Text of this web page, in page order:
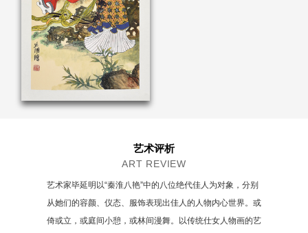
艺术评析
ART REVIEW
艺术家毕延明以“秦淮八艳”中的八位绝代佳人为对象，分别
从她们的容颜、仪态、服饰表现出佳人的人物内心世界。或
倚或立，或庭间小憩，或林间漫舞。以传统仕女人物画的艺